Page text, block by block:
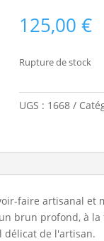
125,00 €
Rupture de stock
UGS : 1668
faire artisanal et
brun profond, à
délicat de l'artisan.